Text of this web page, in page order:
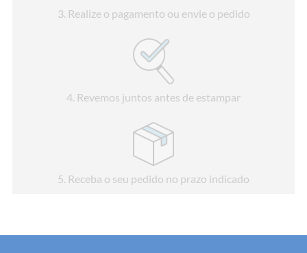
3 . Realize o pagamento ou envie o pedido
4. Revemos juntos antes de estampar
5 . Receba o seu pedido no prazo indicado